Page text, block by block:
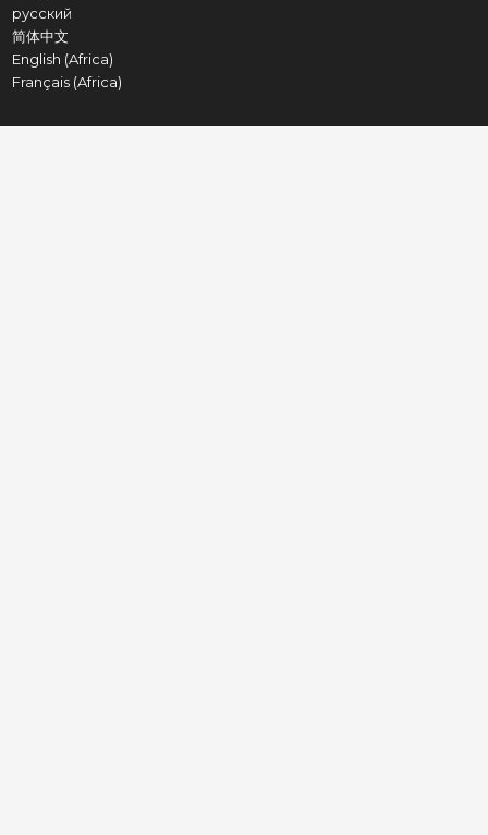
русский
简体中文
English (Africa)
Français (Africa)